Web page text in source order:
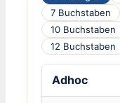
7 Buchstaben
10 Buchstaben
12 Buchstaben
Adhoc